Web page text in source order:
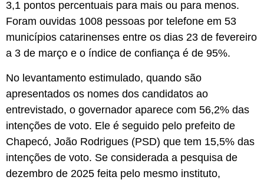
3,1 pontos percentuais para mais ou para menos.
Foram ouvidas 1008 pessoas por telefone em 53
municípios catarinenses entre os dias 23 de fevereiro
a 3 de março e o índice de confiança é de 95%.
No levantamento estimulado, quando são
apresentados os nomes dos candidatos ao
entrevistado, o governador aparece com 56,2% das
intenções de voto. Ele é seguido pelo prefeito de
Chapecó, João Rodrigues (PSD) que tem 15,5% das
intenções de voto. Se considerada a pesquisa de
dezembro de 2025 feita pelo mesmo instituto,